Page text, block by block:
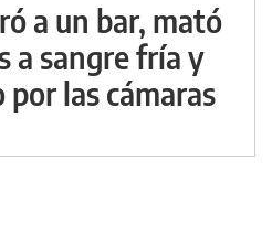
a un bar, mató
a sangre fría y
las cámaras